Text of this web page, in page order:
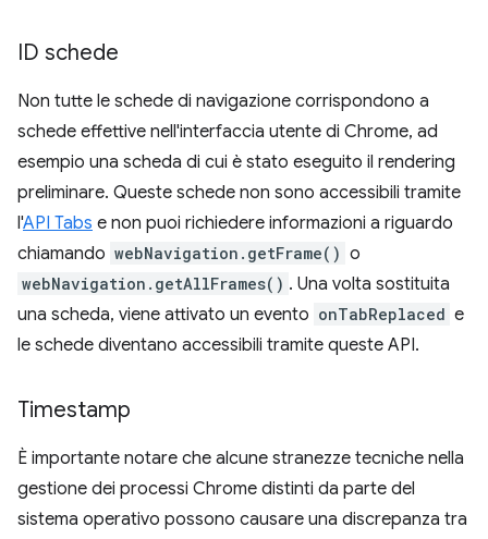
ID schede
Non tutte le schede di navigazione corrispondono a
schede effettive nell'interfaccia utente di Chrome, ad
esempio una scheda di cui è stato eseguito il rendering
preliminare. Queste schede non sono accessibili tramite
l'API Tabs e non puoi richiedere informazioni a riguardo
chiamando webNavigation.getFrame() o
webNavigation.getAllFrames() . Una volta sostituita
una scheda, viene attivato un evento onTabReplaced e
le schede diventano accessibili tramite queste API.
Timestamp
È importante notare che alcune stranezze tecniche nella
gestione dei processi Chrome distinti da parte del
sistema operativo possono causare una discrepanza tra